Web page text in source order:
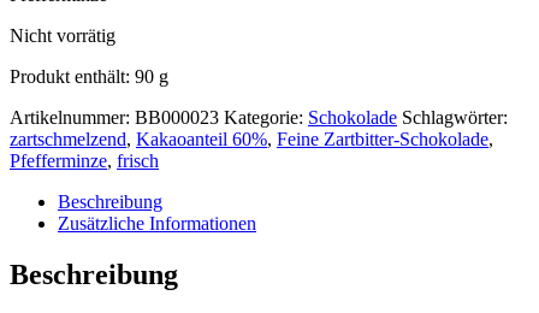
Nicht vorrätig
Produkt enthält: 90 g
Artikelnummer: BB000023 Kategorie: Schokolade Schlagwörter:
zartschmelzend, Kakaoanteil 60%, Feine Zartbitter-Schokolade,
Pfefferminze, frisch
Beschreibung
Zusätzliche Informationen
Beschreibung